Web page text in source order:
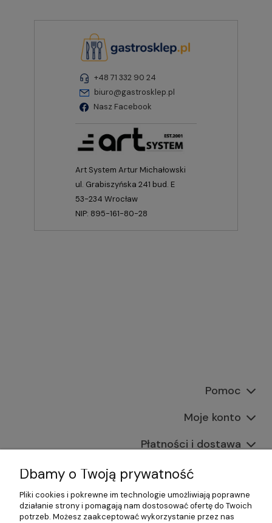
+48 71 332 90 24
biuro@gastrosklep.pl
Nasz Facebook
Art System Artur Michałowski
ul. Grabiszyńska 241 bud. E
53-234 Wrocław
NIP: 895-161-80-28
Pomoc
Moje konto
Płatności i dostawa
Informacje
O nas
Dbamy o Twoją prywatność
Pliki cookies i pokrewne im technologie umożliwiają poprawne
działanie strony i pomagają nam dostosować ofertę do Twoich
potrzeb. Możesz zaakceptować wykorzystanie przez nas